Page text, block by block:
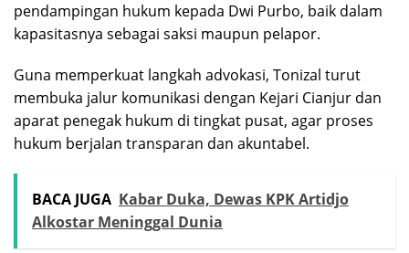
pendampingan hukum kepada Dwi Purbo, baik dalam
kapasitasnya sebagai saksi maupun pelapor.
Guna memperkuat langkah advokasi, Tonizal turut
membuka jalur komunikasi dengan Kejari Cianjur dan
aparat penegak hukum di tingkat pusat, agar proses
hukum berjalan transparan dan akuntabel.
BACA JUGA Kabar Duka, Dewas KPK Artidjo
Alkostar Meninggal Dunia